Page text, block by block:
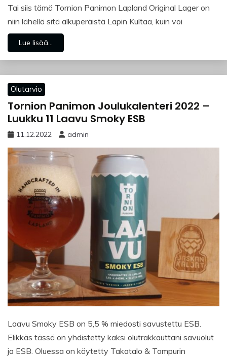
Tai siis tämä Tornion Panimon Lapland Original Lager on
niin lähellä sitä alkuperäistä Lapin Kultaa, kuin voi
Lue lisää...
Olutarvio
Tornion Panimon Joulukalenteri 2022 –
Luukku 11 Laavu Smoky ESB
11.12.2022 admin
Laavu Smoky ESB on 5,5 % miedosti savustettu ESB.
Elikkäs tässä on yhdistetty kaksi olutrakkauttani savuolut
ja ESB. Oluessa on käytetty Takatalo & Tompurin